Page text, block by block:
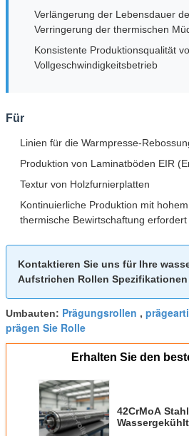
Verlängerung der Lebensdauer
Verringerung der thermischen
Konsistente Produktionsqualität
Vollgeschwindigkeitsbetrieb
Für
Linien für die Warmpresse-
Produktion von Laminatböden EIR
Textur von Holzfurnierplatten
Kontinuierliche Produktion mit
thermische Bewirtschaftung erfordert
Kontaktieren Sie uns für Ihre
Aufstrichen Rollen
Umbauten: Prägungsrollen ,
prägen Sie Rolle
Erhalten Sie den
42CrMoA